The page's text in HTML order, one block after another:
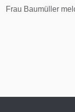
Frau Baumüller